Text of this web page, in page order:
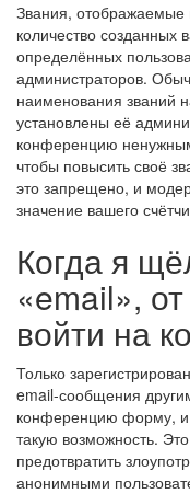
Звания,
количество
определённых
администраторов.
наименования званий
установлены её
конференцию
чтобы повысить своё
это запрещено, и
значение вашего
Когда я
«email»,
войти на
Только
email-сообщения
конференцию форму, и
такую возможность.
предотвратить
анонимными